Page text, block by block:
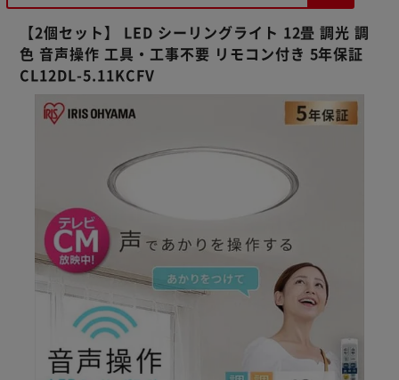
【2個セット】 LED シーリングライト 12畳 調光 調
色 音声操作 工具・工事不要 リモコン付き 5年保証
CL12DL-5.11KCFV
※ご確認ください
カートに入れる 購入手続きへ